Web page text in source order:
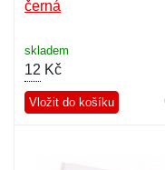
černá
skladem
12 Kč
Vložit do košíku